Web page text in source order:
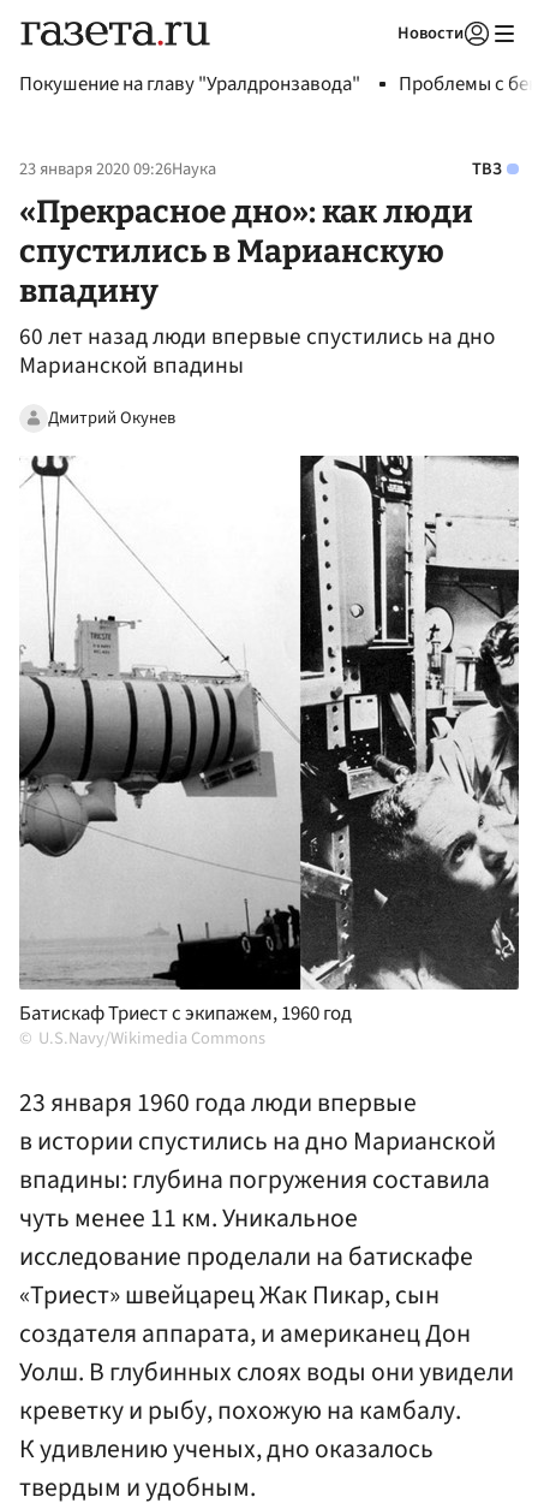
Новости
Покушение на главу "Уралдронзавода" Проблемы с
23 января 2020 09:26Наука ТВЗ
«Прекрасное дно»: как люди
спустились в Марианскую
впадину
60 лет назад люди впервые спустились на дно
Марианской впадины
Дмитрий Окунев
Батискаф Триест с экипажем, 1960 год
U.S.Navy/Wikimedia Commons
23 января 1960 года люди впервые
в истории спустились на дно Марианской
впадины: глубина погружения составила
чуть менее 11 км. Уникальное
исследование проделали на батискафе
«Триест» швейцарец Жак Пикар, сын
создателя аппарата, и американец Дон
Уолш. В глубинных слоях воды они увидели
креветку и рыбу, похожую на камбалу.
К удивлению ученых, дно оказалось
твердым и удобным.